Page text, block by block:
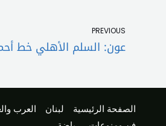
PREVIOUS
عون: السلم الأهلي خط
الصفحة الرئيسية لبنان العرب